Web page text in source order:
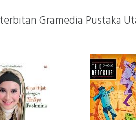
Gramedia Pustaka